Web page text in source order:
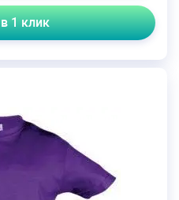
1 клик